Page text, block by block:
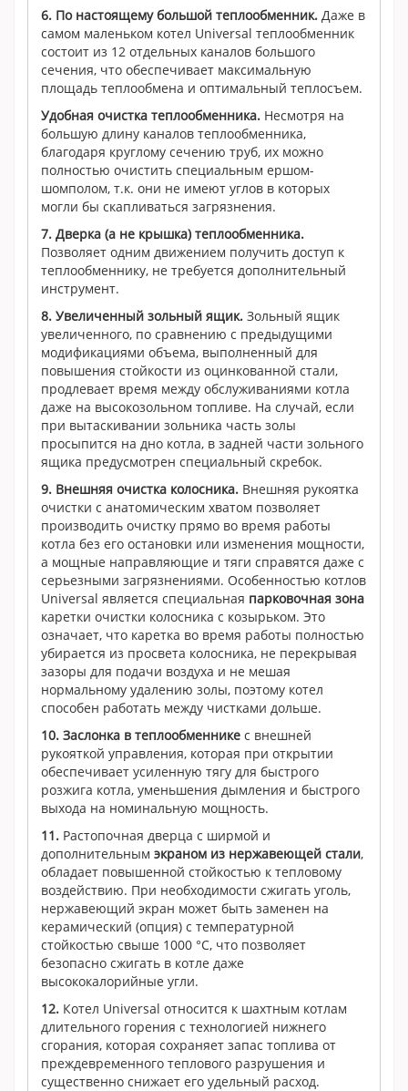
6. По настоящему большой теплообменник. Даже в
самом маленьком котел Universal теплообменник
состоит из 12 отдельных каналов большого
сечения, что обеспечивает максимальную
площадь теплообмена и оптимальный теплосъем.
Удобная очистка теплообменника. Несмотря на
большую длину каналов теплообменника,
благодаря круглому сечению труб, их можно
полностью очистить специальным ершом-
шомполом, т.к. они не имеют углов в которых
могли бы скапливаться загрязнения.
7. Дверка (а не крышка) теплообменника.
Позволяет одним движением получить доступ к
теплообменнику, не требуется дополнительный
инструмент.
8. Увеличенный зольный ящик. Зольный ящик
увеличенного, по сравнению с предыдущими
модификациями объема, выполненный для
повышения стойкости из оцинкованной стали,
продлевает время между обслуживаниями котла
даже на высокозольном топливе. На случай, если
при вытаскивании зольника часть золы
просыпится на дно котла, в задней части зольного
ящика предусмотрен специальный скребок.
9. Внешняя очистка колосника. Внешняя рукоятка
очистки с анатомическим хватом позволяет
производить очистку прямо во время работы
котла без его остановки или изменения мощности,
а мощные направляющие и тяги справятся даже с
серьезными загрязнениями. Особенностью котлов
Universal является специальная парковочная зона
каретки очистки колосника с козырьком. Это
означает, что каретка во время работы полностью
убирается из просвета колосника, не перекрывая
зазоры для подачи воздуха и не мешая
нормальному удалению золы, поэтому котел
способен работать между чистками дольше.
10. Заслонка в теплообменнике с внешней
рукояткой управления, которая при открытии
обеспечивает усиленную тягу для быстрого
розжига котла, уменьшения дымления и быстрого
выхода на номинальную мощность.
11. Растопочная дверца с ширмой и
дополнительным экраном из нержавеющей стали,
обладает повышенной стойкостью к тепловому
воздействию. При необходимости сжигать уголь,
нержавеющий экран может быть заменен на
керамический (опция) с температурной
стойкостью свыше 1000 °С, что позволяет
безопасно сжигать в котле даже
высококалорийные угли.
12. Котел Universal относится к шахтным котлам
длительного горения с технологией нижнего
сгорания, которая сохраняет запас топлива от
преждевременного теплового разрушения и
существенно снижает его удельный расход.